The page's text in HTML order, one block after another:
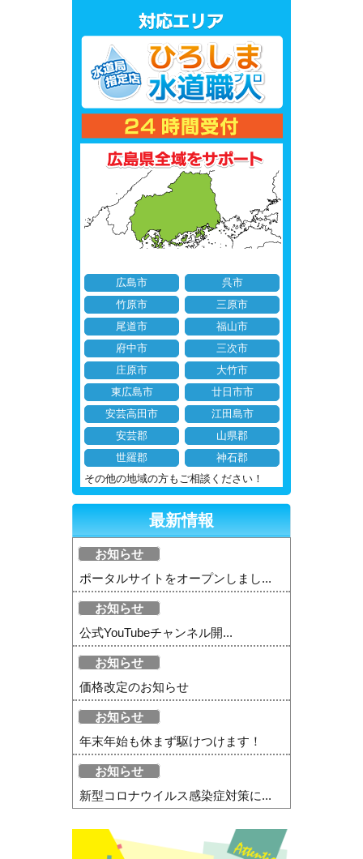
広島市
呉市
竹原市
三原市
尾道市
福山市
府中市
三次市
庄原市
大竹市
東広島市
廿日市市
安芸高田市
江田島市
安芸郡
山県郡
世羅郡
神石郡
その他の地域の方もご相談ください！
最新情報
お知らせ
ポータルサイトをオープンしまし...
お知らせ
公式YouTubeチャンネル開...
お知らせ
価格改定のお知らせ
お知らせ
年末年始も休まず駆けつけます！
お知らせ
新型コロナウイルス感染症対策に...